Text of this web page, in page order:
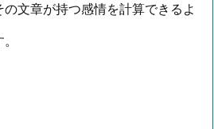
文章が持つ感情を計算できるよ